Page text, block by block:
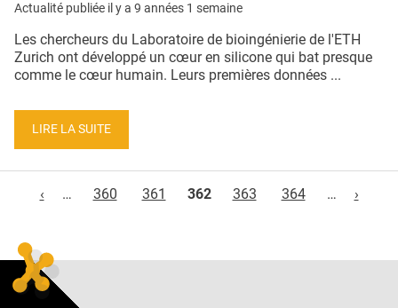
Actualité publiée il y a 9 années 1 semaine
Les chercheurs du Laboratoire de bioingénierie de l'ETH
Zurich ont développé un cœur en silicone qui bat presque
comme le cœur humain. Leurs premières données ...
LIRE LA SUITE
‹
… 360 361 362 363 364 … ›